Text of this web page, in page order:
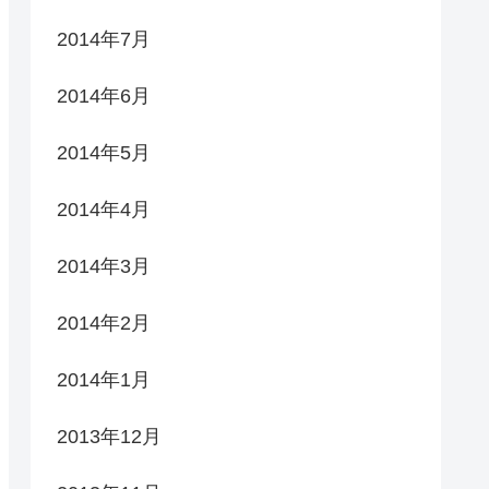
2014年7月
2014年6月
2014年5月
2014年4月
2014年3月
2014年2月
2014年1月
2013年12月